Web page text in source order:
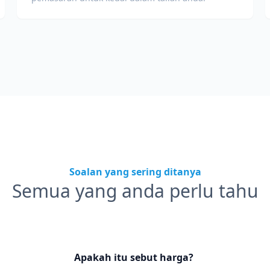
Soalan yang sering ditanya
Semua yang anda perlu tahu
Apakah itu sebut harga?